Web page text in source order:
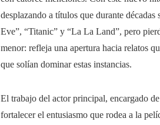
desplazando a títulos que durante
Eve”, “Titanic” y “La La Land”, pero
menor: refleja una apertura hacia relatos
que solían dominar estas instancias.
El trabajo del actor principal, encargado
fortalecer el entusiasmo que rodea a la